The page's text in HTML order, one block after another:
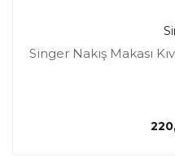
Singer Nakış Makası